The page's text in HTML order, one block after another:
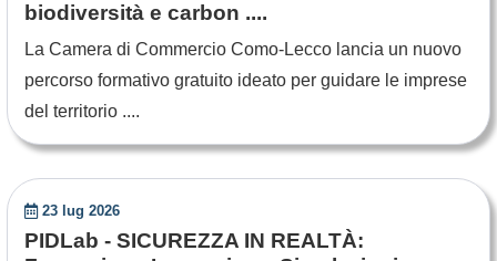
biodiversità e carbon ....
La Camera di Commercio Como-Lecco lancia un nuovo
percorso formativo gratuito ideato per guidare le imprese
del territorio ....
23 lug 2026
PIDLab - SICUREZZA IN REALTÀ: